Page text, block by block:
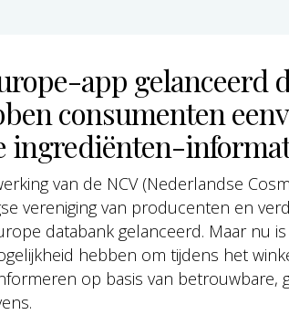
app gelanceerd
consumenten
ingrediënten-
van de NCV (Nederlandse
vereniging van producenten en
databank gelanceerd. Maar nu
hebben om tijdens het
op basis van betrouwbare,